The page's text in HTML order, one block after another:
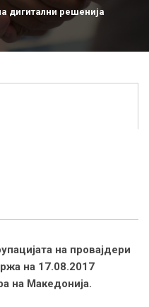
дигитални решенија
на провајдери
на 17.08.2017
на Македонија.